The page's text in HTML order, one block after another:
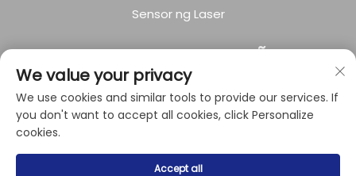
Sensor ng Laser
TUNGKOL SA KUMPAÑYA
Patakaran sa privacy
Kopirait © 2024 ni Shanghai Raysoar Electromechanical
We value your privacy
We use cookies and similar tools to provide our services. If
you don't want to accept all cookies, click Personalize
cookies.
Accept all